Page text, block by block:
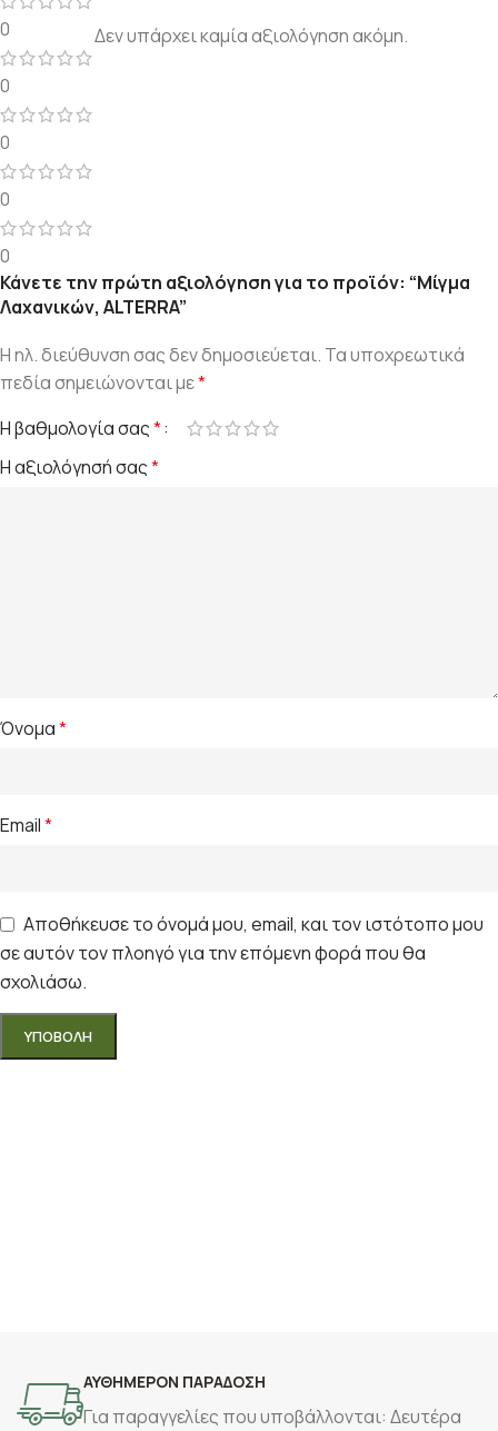
0
0
0
0
0
Δεν υπάρχει καμία αξιολόγηση ακόμη.
Κάνετε την πρώτη αξιολόγηση για το προϊόν: “Μίγμα
Λαχανικών, ALTERRA”
Η ηλ. διεύθυνση σας δεν δημοσιεύεται. Τα υποχρεωτικά
πεδία σημειώνονται με*
Η βαθμολογία σας*
Η αξιολόγησή σας*
Όνομα*
Email*
Αποθήκευσε το όνομά μου, email, και τον ιστότοπο μου
σε αυτόν τον πλοηγό για την επόμενη φορά που θα
σχολιάσω.
ΑΥΘΗΜΕΡΟΝ ΠΑΡΑΔΟΣΗ
Για παραγγελίες που υποβάλλονται: Δευτέρα